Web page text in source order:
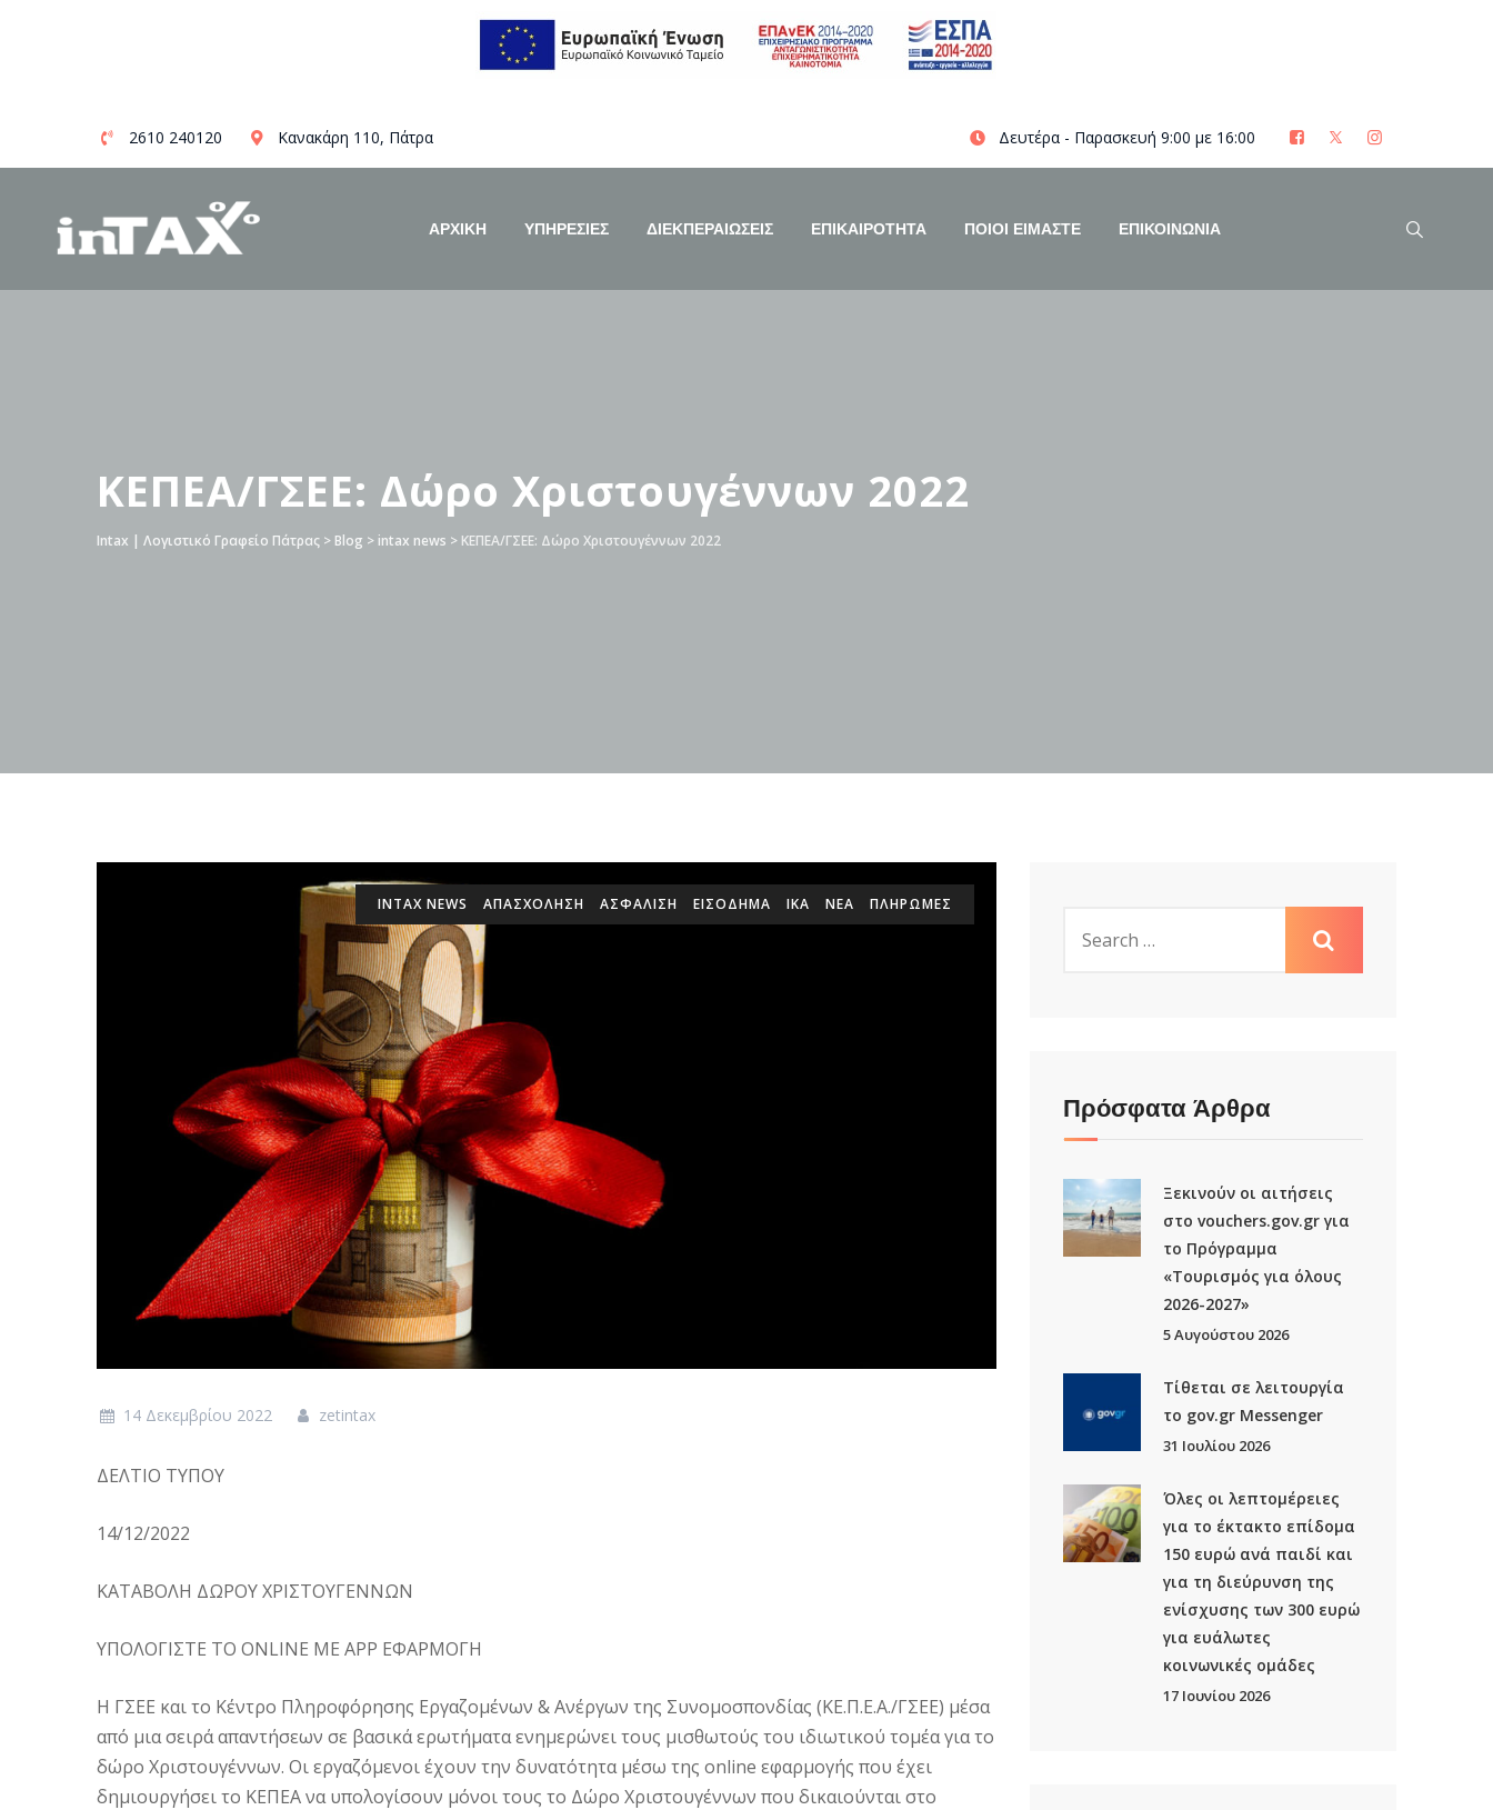
content
2610 240120 Κανακάρη 110, Πάτρα Δευτέρα - Παρασκευή 9:00 με 16:00
ΑΡΧΙΚΗ ΥΠΗΡΕΣΙΕΣ ΔΙΕΚΠΕΡΑΙΩΣΕΙΣ ΕΠΙΚΑΙΡΟΤΗΤΑ ΠΟΙΟΊ ΕΊΜΑΣΤΕ ΕΠΙΚΟΙΝΩΝΙΑ
ΚΕΠΕΑ/ΓΣΕΕ: Δώρο Χριστουγέννων 2022
Intax | Λογιστικό Γραφείο Πάτρας > Blog > intax news > ΚΕΠΕΑ/ΓΣΕΕ: Δώρο Χριστουγέννων 2022
INTAX NEWS ΑΠΑΣΧΟΛΗΣΗ ΑΣΦΑΛΙΣΗ ΕΙΣΌΔΗΜΑ ΙΚΑ ΝΕΑ ΠΛΗΡΩΜΕΣ
14 Δεκεμβρίου 2022 zetintax
ΔΕΛΤΙΟ ΤΥΠΟΥ
14/12/2022
ΚΑΤΑΒΟΛΗ ΔΩΡΟΥ ΧΡΙΣΤΟΥΓΕΝΝΩΝ
ΥΠΟΛΟΓΙΣΤΕ ΤΟ ONLINE ME ΑPP ΕΦΑΡΜΟΓΗ
Η ΓΣΕΕ και το Κέντρο Πληροφόρησης Εργαζομένων & Ανέργων της Συνομοσπονδίας (ΚΕ.Π.Ε.Α./ΓΣΕΕ) μέσα
από μια σειρά απαντήσεων σε βασικά ερωτήματα ενημερώνει τους μισθωτούς του ιδιωτικού τομέα για το
δώρο Χριστουγέννων. Οι εργαζόμενοι έχουν την δυνατότητα μέσω της online εφαρμογής που έχει
δημιουργήσει το ΚΕΠΕΑ να υπολογίσουν μόνοι τους το Δώρο Χριστουγέννων που δικαιούνται στο
Πρόσφατα Άρθρα
Ξεκινούν οι αιτήσεις
στο vouchers.gov.gr για
το Πρόγραμμα
«Τουρισμός για όλους
2026-2027»
5 Αυγούστου 2026
Τίθεται σε λειτουργία
το gov.gr Μessenger
31 Ιουλίου 2026
Όλες οι λεπτομέρειες
για το έκτακτο επίδομα
150 ευρώ ανά παιδί και
για τη διεύρυνση της
ενίσχυσης των 300 ευρώ
για ευάλωτες
κοινωνικές ομάδες
17 Ιουνίου 2026